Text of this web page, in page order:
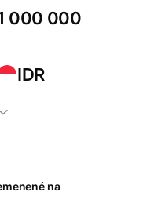
IDR
na